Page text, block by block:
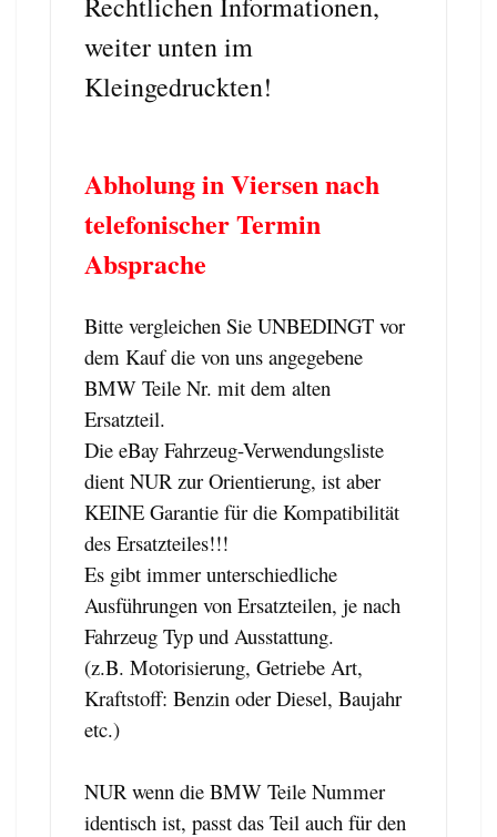
weiter unten im
Kleingedruckten!
Abholung in Viersen nach
telefonischer Termin
Absprache
Bitte vergleichen Sie UNBEDINGT vor
dem Kauf die von uns angegebene
BMW Teile Nr. mit dem alten
Ersatzteil.
Die eBay Fahrzeug-Verwendungsliste
dient NUR zur Orientierung, ist aber
KEINE Garantie für die Kompatibilität
des Ersatzteiles!!!
Es gibt immer unterschiedliche
Ausführungen von Ersatzteilen, je nach
Fahrzeug Typ und Ausstattung.
(z.B. Motorisierung, Getriebe Art,
Kraftstoff: Benzin oder Diesel, Baujahr
etc.)
NUR wenn die BMW Teile Nummer
identisch ist, passt das Teil auch für den